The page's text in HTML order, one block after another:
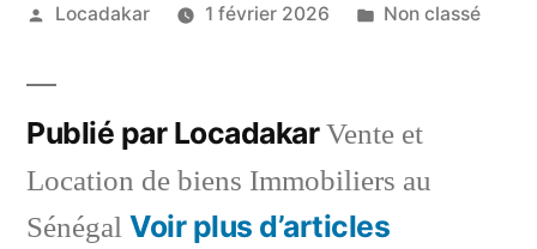
Publié
Locadakar 1 février 2026
Publié
Non classé
Publié par LocadakarVente et
Location de biens Immobiliers au
Sénégal Voir plus d’articles